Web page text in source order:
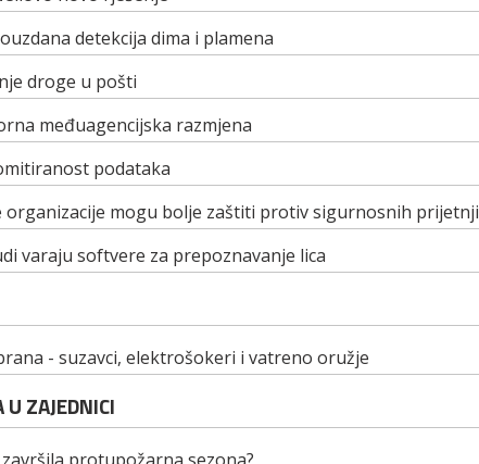
detekcija dima i plamena
droge u pošti
međuagencijska razmjena
podataka
organizacije mogu bolje zaštiti protiv sigurnosnih prijetnji
varaju softvere za prepoznavanje lica
- suzavci, elektrošokeri i vatreno oružje
ZAJEDNICI